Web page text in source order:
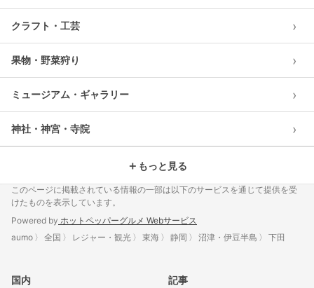
クラフト・工芸 ›
果物・野菜狩り ›
ミュージアム・ギャラリー ›
神社・神宮・寺院 ›
＋ もっと見る
このページに掲載されている情報の一部は以下のサービスを通じて提供を受
けたものを表示しています。
Powered by ホットペッパーグルメ Webサービス
aumo
全国 レジャー・観光 東海 静岡 沼津・伊豆半島 下田
国内 記事